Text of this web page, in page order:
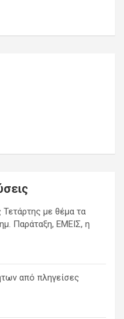
με θέμα τα
Παράταξη, ΕΜΕΙΣ, η
από πληγείσες